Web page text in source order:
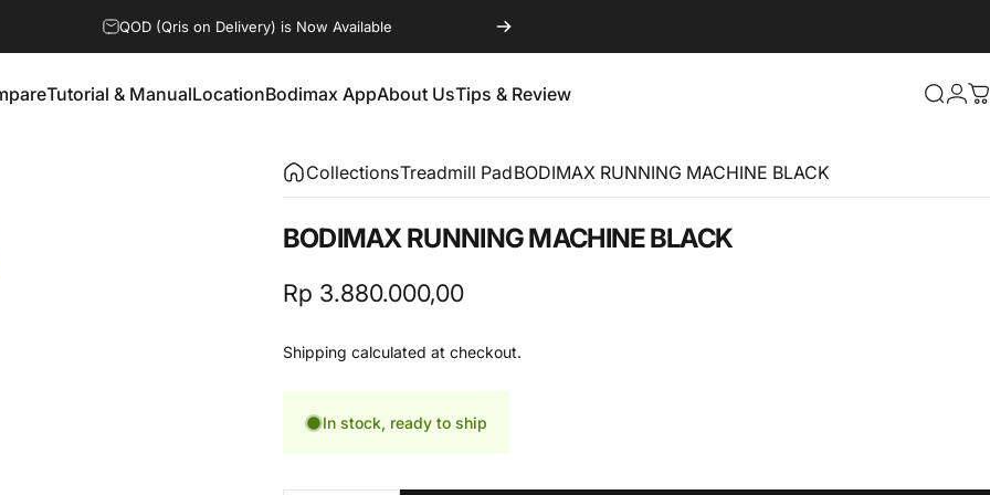
QOD (Qris on Delivery) is Now Available
Tutorial & ManualLocationBodimax AppAbout UsTips & Review Search
Login
CollectionsTreadmill PadBODIMAX RUNNING MACHINE BLACK
BODIMAXRUNNINGMACHINEBLACK
Rp 3.880.000,00
Shipping calculated at checkout.
In stock, ready to ship